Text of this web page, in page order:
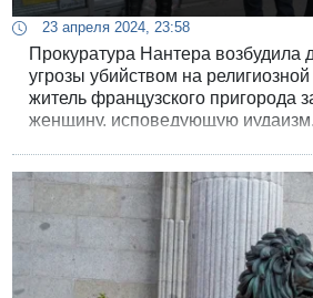
23 апреля 2024, 23:58
Прокуратура Нантера возбудила
угрозы убийством на
житель французского пригорода
женщину, исповедующую